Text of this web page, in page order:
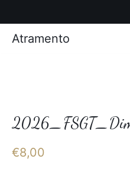
€8,00
Atramento
Photos